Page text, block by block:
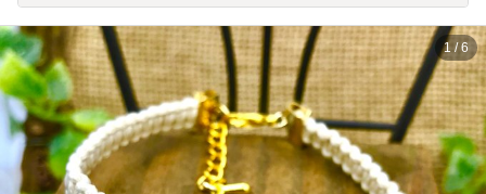
1 / 6